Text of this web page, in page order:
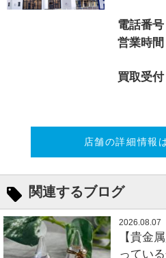
電話番号
営業時間
買取受付
店舗の詳細情報
関連するブログ
2026.08.07
【貴金
ってい